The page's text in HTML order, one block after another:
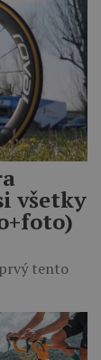
všetky
tento